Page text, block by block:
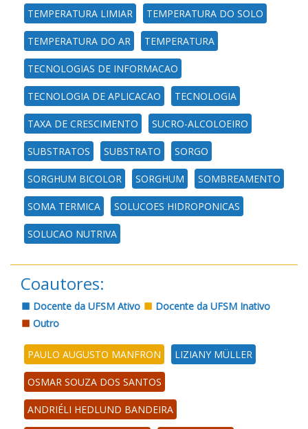
TEMPERATURA LIMIAR TEMPERATURA DO SOLO
TEMPERATURA DO AR TEMPERATURA
TECNOLOGIAS DE INFORMACAO
TECNOLOGIA DE APLICACAO TECNOLOGIA
TAXA DE CRESCIMENTO SUCRO-ALCOLOEIRO
SUBSTRATOS SUBSTRATO SORGO
SORGHUM BICOLOR SORGHUM SOMBREAMENTO
SOMA TERMICA SOLUCOES HIDROPONICAS
SOLUCAO NUTRIVA
Coautores:
Docente da UFSM Ativo
Docente da UFSM Inativo
Outro
PAULO AUGUSTO MANFRON LIZIANY MÜLLER
OSMAR SOUZA DOS SANTOS
ANDRIÉLI HEDLUND BANDEIRA